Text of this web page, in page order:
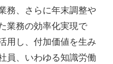
務、さらに年末調整や
業務の効率化実現で
用し、付加価値を生み
員、いわゆる知識労働